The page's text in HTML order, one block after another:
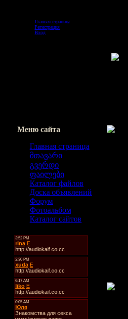
Главная страница
Регистрация
Вход
Меню сайта
Главная страница
მთავარი
გვერდი
ფაილები
Каталог файлов
Доска объявлений
Форум
Фотоальбом
Каталог сайтов